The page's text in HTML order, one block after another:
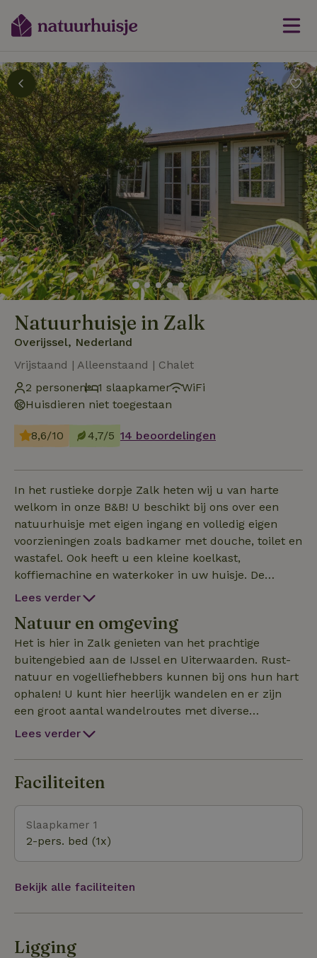
Natuurhuisje in Zalk
Overijssel, Nederland
Vrijstaand | Alleenstaand | Chalet
2 personen
1 slaapkamer
WiFi
Huisdieren niet toegestaan
8,6/10 4,7/5 14 beoordelingen
In het rustieke dorpje Zalk heten wij u van harte
welkom in onze B&B! U beschikt bij ons over een
natuurhuisje met eigen ingang en volledig eigen
voorzieningen zoals badkamer met douche, toilet en
wastafel. Ook heeft u een kleine koelkast,
koffiemachine en waterkoker in uw huisje. De
kamer is gezellig en warm ingericht en u heeft vrij
een flatscreen aanwezig. Uw natuurhuisje heeft een
eigen terras waar u met mooi weer lekker kunt
Lees verder
Natuur en omgeving
Het is hier in Zalk genieten van het prachtige
buitengebied aan de IJssel en Uiterwaarden. Rust-
natuur en vogelliefhebbers kunnen bij ons hun hart
ophalen! U kunt hier heerlijk wandelen en er zijn
een groot aantal wandelroutes met diverse
afstanden. Zalk beschikt over een restaurant en
geserveerd worden. Kampen,Hattem en Zwolle
bevinden zich op ca 5 kilometer vanaf Zalk en zijn
veerdienst en deze brengt u met fiets naar Zwolle
en omgeving.
Lees verder
Faciliteiten
Slaapkamer 1
2-pers. bed (1x)
Bekijk alle faciliteiten
Ligging